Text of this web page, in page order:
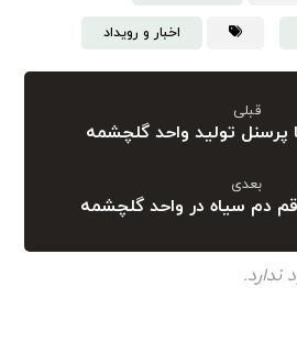
اخبار و رویداد
قبلی
پرسنل تولید واحد گلچشمه
بعدی
دم سیاه در واحد گلچشمه
ندارد.